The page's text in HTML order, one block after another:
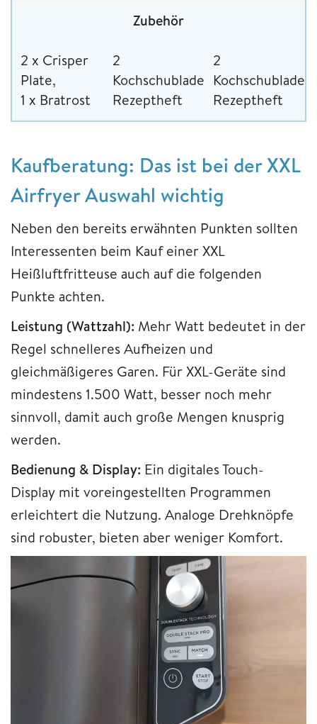
Zubehör
2 x Crisper
Plate,
1 x Bratrost
2
Kochschubladen,
Rezeptheft
2
Kochschubladen,
Rezeptheft
Kaufberatung: Das ist bei der XXL
Airfryer Auswahl wichtig
Neben den bereits erwähnten Punkten sollten
Interessenten beim Kauf einer XXL
Heißluftfritteuse auch auf die folgenden
Punkte achten.
Leistung (Wattzahl): Mehr Watt bedeutet in der
Regel schnelleres Aufheizen und
gleichmäßigeres Garen. Für XXL-Geräte sind
mindestens 1.500 Watt, besser noch mehr
sinnvoll, damit auch große Mengen knusprig
werden.
Bedienung & Display: Ein digitales Touch-
Display mit voreingestellten Programmen
erleichtert die Nutzung. Analoge Drehknöpfe
sind robuster, bieten aber weniger Komfort.